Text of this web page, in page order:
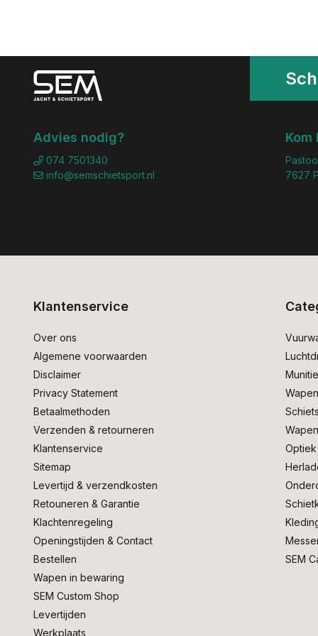
Advies nodig?
074 7501340
info@semschietsport.nl
Kom
7627
Klantenservice
Over ons
Algemene voorwaarden
Disclaimer
Privacy Statement
Betaalmethoden
Verzenden & retourneren
Klantenservice
Sitemap
Levertijd & verzendkosten
Retouneren & Garantie
Klachtenregeling
Openingstijden & Contact
Bestellen
Wapen in bewaring
SEM Custom Shop
Levertijden
Werkplaats
Munitie
Optiek
SEM